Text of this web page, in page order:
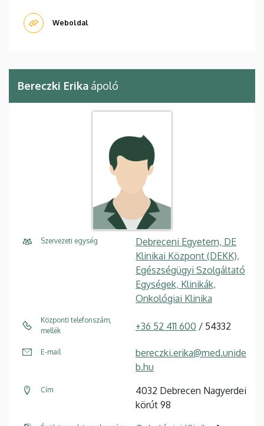
Weboldal
Bereczki Erika ápoló
Szervezeti egység
Debreceni Egyetem, DE
Klinikai Központ (DEKK),
Egészségügyi Szolgáltató
Egységek, Klinikák,
Onkológiai Klinika
Központi telefonszám,
mellék
+36 52 411 600 / 54332
E-mail
bereczki.erika@med.unide
b.hu
Cím
4032 Debrecen Nagyerdei
körút 98